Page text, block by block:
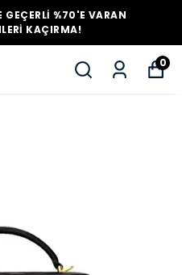
%70'E VARAN
KAÇIRMA!
0